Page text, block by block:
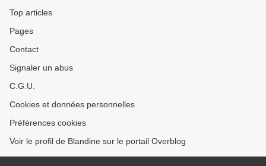
Top articles
Pages
Contact
Signaler un abus
C.G.U.
Cookies et données personnelles
Préférences cookies
Voir le profil de Blandine sur le portail Overblog